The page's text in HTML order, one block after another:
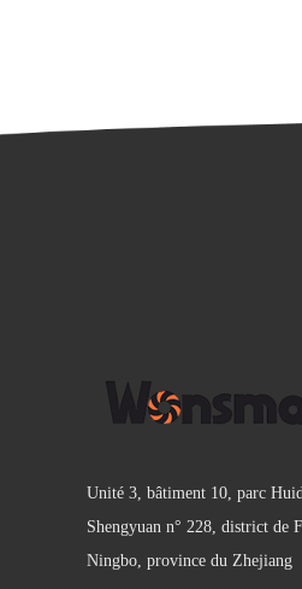
Unité 3, bâtiment 10, parc
Shengyuan n° 228, district de
Ningbo, province du Zhejiang